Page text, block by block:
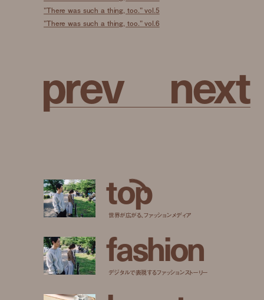
"There was such a thing, too." vol.5
"There was such a thing, too." vol.6
prev next
top
世界が広がる、ファッションメディア
fashion
デジタルで表現するファッションストーリー